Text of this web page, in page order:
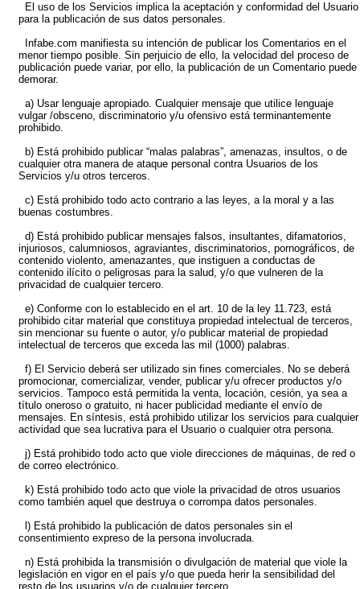
El uso de los Servicios implica la aceptación y conformidad del Usuario
para la publicación de sus datos personales.
Infabe.com manifiesta su intención de publicar los Comentarios en el
menor tiempo posible. Sin perjuicio de ello, la velocidad del proceso de
publicación puede variar, por ello, la publicación de un Comentario puede
demorar.
a) Usar lenguaje apropiado. Cualquier mensaje que utilice lenguaje
vulgar /obsceno, discriminatorio y/u ofensivo está terminantemente
prohibido.
b) Está prohibido publicar “malas palabras”, amenazas, insultos, o de
cualquier otra manera de ataque personal contra Usuarios de los
Servicios y/u otros terceros.
c) Está prohibido todo acto contrario a las leyes, a la moral y a las
buenas costumbres.
d) Está prohibido publicar mensajes falsos, insultantes, difamatorios,
injuriosos, calumniosos, agraviantes, discriminatorios, pornográficos, de
contenido violento, amenazantes, que instiguen a conductas de
contenido ilícito o peligrosas para la salud, y/o que vulneren de la
privacidad de cualquier tercero.
e) Conforme con lo establecido en el art. 10 de la ley 11.723, está
prohibido citar material que constituya propiedad intelectual de terceros,
sin mencionar su fuente o autor, y/o publicar material de propiedad
intelectual de terceros que exceda las mil (1000) palabras.
f) El Servicio deberá ser utilizado sin fines comerciales. No se deberá
promocionar, comercializar, vender, publicar y/u ofrecer productos y/o
servicios. Tampoco está permitida la venta, locación, cesión, ya sea a
título oneroso o gratuito, ni hacer publicidad mediante el envío de
mensajes. En síntesis, está prohibido utilizar los servicios para cualquier
actividad que sea lucrativa para el Usuario o cualquier otra persona.
j) Está prohibido todo acto que viole direcciones de máquinas, de red o
de correo electrónico.
k) Está prohibido todo acto que viole la privacidad de otros usuarios
como también aquel que destruya o corrompa datos personales.
l) Está prohibido la publicación de datos personales sin el
consentimiento expreso de la persona involucrada.
n) Está prohibida la transmisión o divulgación de material que viole la
legislación en vigor en el país y/o que pueda herir la sensibilidad del
resto de los usuarios y/o de cualquier tercero.